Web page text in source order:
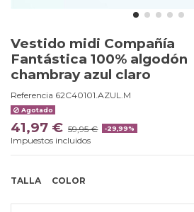
Vestido midi Compañía
Fantástica 100% algodón
chambray azul claro
Referencia 62C40101.AZUL.M
Agotado
41,97 € 59,95 € -29,99%
Impuestos incluidos
TALLA COLOR